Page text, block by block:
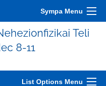
Sympa Menu
Teli
8-11
List Options Menu